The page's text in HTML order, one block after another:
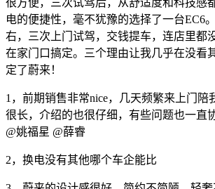
很方便，三次试驾后，从舒适度和科技感
电的便捷性，毫不犹豫的选择了一台EC6
右，三次上门试驾，交钱提车，连店里都
在家门口搞定。三个理由让我几乎在没看
定了蔚来！
1，前期销售非常nice，几天频繁来上门陪
很长，介绍的也很仔细，有些问题也一直
@姚福星 @薛睿
2，换电没有其他哪个车企能比